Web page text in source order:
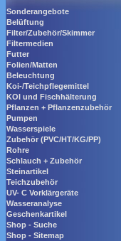
Sonderangebote
Belüftung
Filter/Zubehör/Skimmer
Filtermedien
Futter
Folien/Matten
Beleuchtung
Koi-/Teichpflegemittel
KOI und Fischhälterung
Pflanzen + Pflanzenzubehör
Pumpen
Wasserspiele
Zubehör (PVC/HT/KG/PP)
Rohre
Schlauch + Zubehör
Steinartikel
Teichzubehör
UV- C Vorklärgeräte
Wasseranalyse
Geschenkartikel
Shop - Suche
Shop - Sitemap